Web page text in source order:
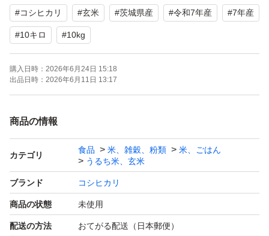
玄米を5キロずつ2袋にして発送致します。色彩選別機を
通しておりますが稀に若干黒い粒が混じることがありま
す。
こちら精米していない玄米の商品です。
玄米のまま召し上がるか7分つきなどお好みで精米してお
召し上がりください。
#コシヒカリ #玄米 #茨城県産 #令和7年産 #7年産
#10キロ #10kg
購入日時： 2026年6月24日 15:18
出品日時： 2026年6月11日 13:17
商品の情報
カテゴリ
食品 米、雑穀、粉類
米、ごはん
うるち米、玄米
ブランド コシヒカリ
商品の状態 未使用
配送の方法 おてがる配送（日本郵便）